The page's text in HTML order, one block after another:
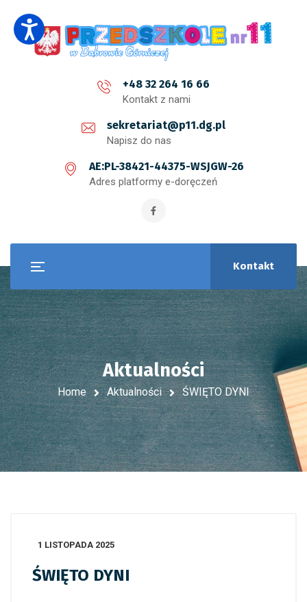
+48 32 264 16 66
Kontakt z nami
sekretariat@p11.dg.pl
Napisz do nas
AE:PL-38421-44375-WSJGW-26
Adres platformy e-doręczeń
Kontakt
Aktualności
Home Aktualności ŚWIĘTO DYNI
1 LISTOPADA 2025
ŚWIĘTO DYNI